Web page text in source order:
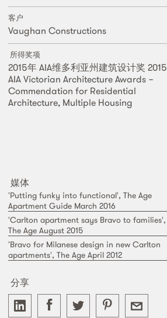
客户
Vaughan Constructions
所得奖项
2015年 AIA维多利亚州建筑设计奖 2015
AIA Victorian Architecture Awards −
Commendation for Residential
Architecture, Multiple Housing
媒体
'Putting funky into functional', The Age
Apartment Guide March 2016
'Carlton apartment says Bravo to families',
The Age August 2015
'Bravo for Milanese design in new Carlton
apartments', The Age April 2012
分享